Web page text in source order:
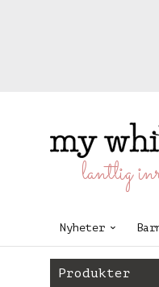
lantlig
Nyheter
Produkter